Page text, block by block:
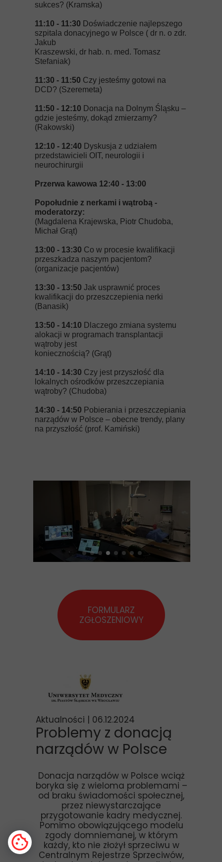
Aktualności | 06.12.2024
Problemy z donacją
narządów w Polsce
Donacja narządów w Polsce wciąż
boryka się z wieloma problemami –
od braku świadomości społecznej,
przez niewystarczające
przygotowanie kadry medycznej.
Pomimo obowiązującego modelu
zgody domniemanej, w którym
każdy, kto nie złożył sprzeciwu w
Centralnym Rejestrze Sprzeciwów,
FORMULARZ
ZGŁOSZENIOWY
sukces? (Kramska)
11:10 - 11:30 Doświadczenie najlepszego
szpitala donacyjnego w Polsce ( dr n. o zdr.
Jakub
Kraszewski, dr hab. n. med. Tomasz
Stefaniak)
11:30 - 11:50 Czy jesteśmy gotowi na
DCD? (Szeremeta)
11:50 - 12:10 Donacja na Dolnym Śląsku –
gdzie jesteśmy, dokąd zmierzamy?
(Rakowski)
12:10 - 12:40 Dyskusja z udziałem
przedstawicieli OIT, neurologii i
neurochirurgii
Przerwa kawowa 12:40 - 13:00
Popołudnie z nerkami i wątrobą -
moderatorzy:
(Magdalena Krajewska, Piotr Chudoba,
Michał Grąt)
13:00 - 13:30 Co w procesie kwalifikacji
przeszkadza naszym pacjentom?
(organizacje pacjentów)
13:30 - 13:50 Jak usprawnić proces
kwalifikacji do przeszczepienia nerki
(Banasik)
13:50 - 14:10 Dlaczego zmiana systemu
alokacji w programach transplantacji
wątroby jest
koniecznością? (Grąt)
14:10 - 14:30 Czy jest przyszłość dla
lokalnych ośrodków przeszczepiania
wątroby? (Chudoba)
14:30 - 14:50 Pobierania i przeszczepiania
narządów w Polsce – obecne trendy, plany
na przyszłość (prof. Kamiński)